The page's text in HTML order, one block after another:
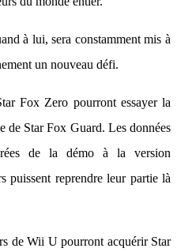
à lui, sera constamment mis à
un nouveau défi.
Fox Zero pourront essayer la
de Star Fox Guard. Les données
de la démo à la version
puissent reprendre leur partie là
de Wii U pourront acquérir Star